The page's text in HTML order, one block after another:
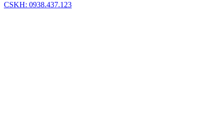
CSKH: 0938.437.123